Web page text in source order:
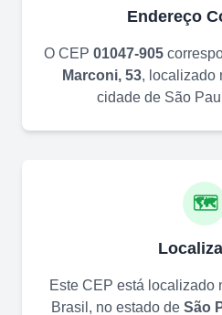
Endereço
O CEP 01047-905
Marconi, 53, localizado
cidade de São
🗺️
Este CEP está localizado
Brasil, no estado de São